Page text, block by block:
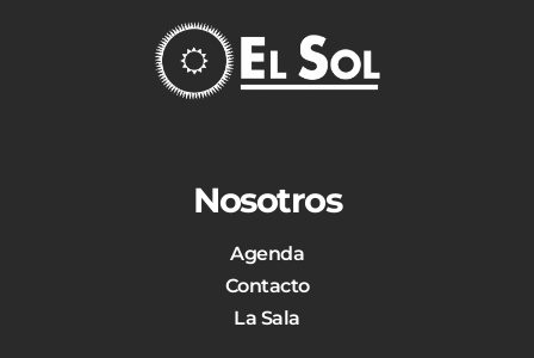
Nosotros
Agenda
Contacto
La Sala